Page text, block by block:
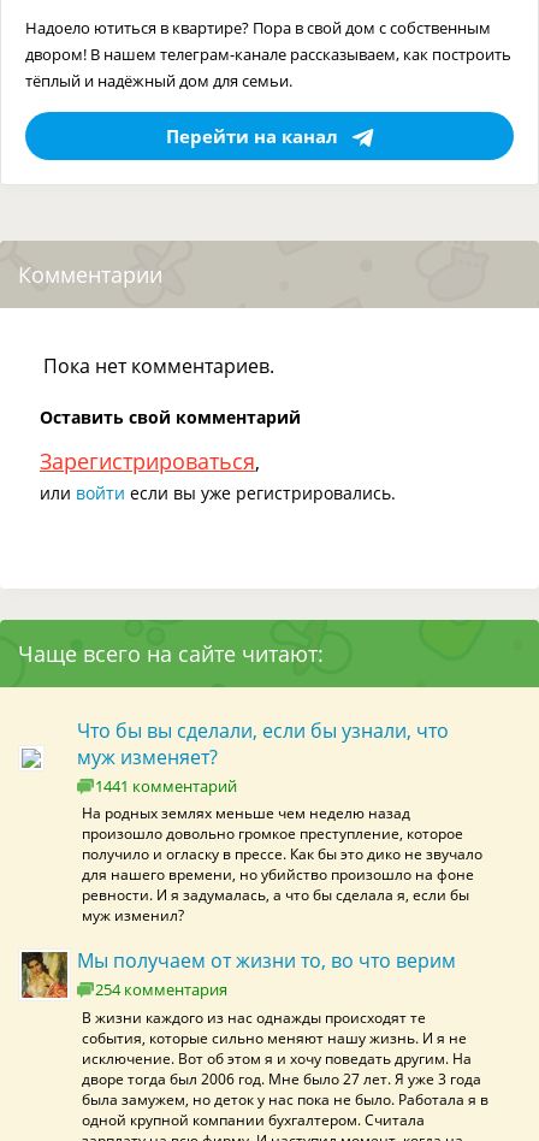
Надоело ютиться в квартире? Пора в свой дом с собственным
двором! В нашем телеграм-канале рассказываем, как построить
тёплый и надёжный дом для семьи.
Перейти на канал
Комментарии
Пока нет комментариев.
Оставить свой комментарий
Зарегистрироваться,
или войти если вы уже регистрировались.
Чаще всего на сайте читают:
Что бы вы сделали, если бы узнали, что
муж изменяет?
1441 комментарий
На родных землях меньше чем неделю назад
произошло довольно громкое преступление, которое
получило и огласку в прессе. Как бы это дико не звучало
для нашего времени, но убийство произошло на фоне
ревности. И я задумалась, а что бы сделала я, если бы
муж изменил?
Мы получаем от жизни то, во что верим
254 комментария
В жизни каждого из нас однажды происходят те
события, которые сильно меняют нашу жизнь. И я не
исключение. Вот об этом я и хочу поведать другим. На
дворе тогда был 2006 год. Мне было 27 лет. Я уже 3 года
была замужем, но деток у нас пока не было. Работала я в
одной крупной компании бухгалтером. Считала